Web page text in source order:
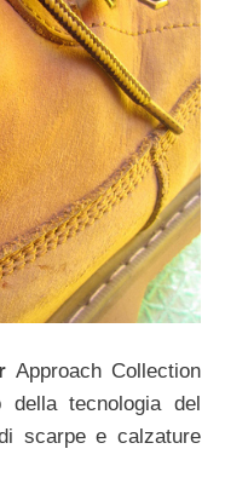
Approach Collection
della tecnologia del
scarpe e calzature